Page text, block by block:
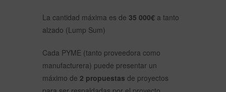
La cantidad máxima es de 35 000€ a tanto
alzado (Lump Sum)
Cada PYME (tanto proveedora como
manufacturera) puede presentar un
máximo de 2 propuestas de proyectos